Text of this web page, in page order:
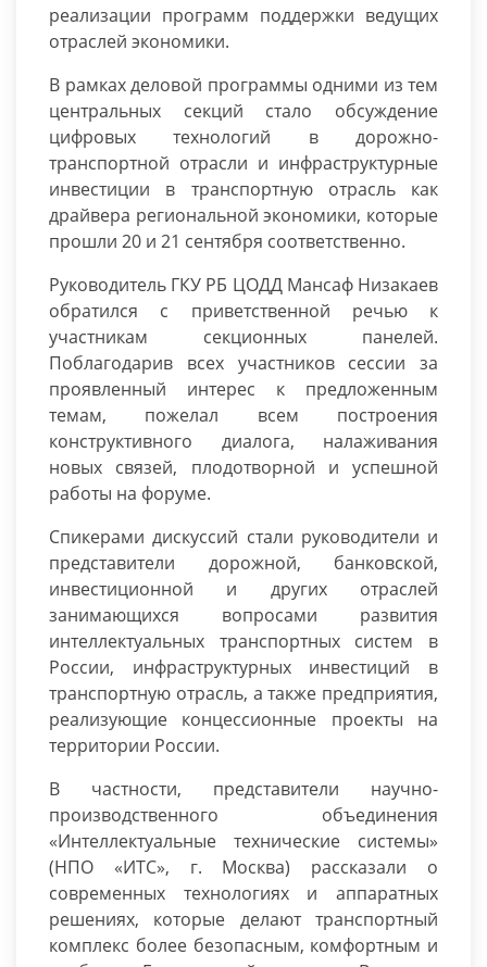
реализации программ поддержки ведущих
отраслей экономики.
В рамках деловой программы одними из тем
центральных секций стало обсуждение
цифровых технологий в дорожно-
транспортной отрасли и инфраструктурные
инвестиции в транспортную отрасль как
драйвера региональной экономики, которые
прошли 20 и 21 сентября соответственно.
Руководитель ГКУ РБ ЦОДД Мансаф Низакаев
обратился с приветственной речью к
участникам секционных панелей.
Поблагодарив всех участников сессии за
проявленный интерес к предложенным
темам, пожелал всем построения
конструктивного диалога, налаживания
новых связей, плодотворной и успешной
работы на форуме.
Спикерами дискуссий стали руководители и
представители дорожной, банковской,
инвестиционной и других отраслей
занимающихся вопросами развития
интеллектуальных транспортных систем в
России, инфраструктурных инвестиций в
транспортную отрасль, а также предприятия,
реализующие концессионные проекты на
территории России.
В частности, представители научно-
производственного объединения
«Интеллектуальные технические системы»
(НПО «ИТС», г. Москва) рассказали о
современных технологиях и аппаратных
решениях, которые делают транспортный
комплекс более безопасным, комфортным и